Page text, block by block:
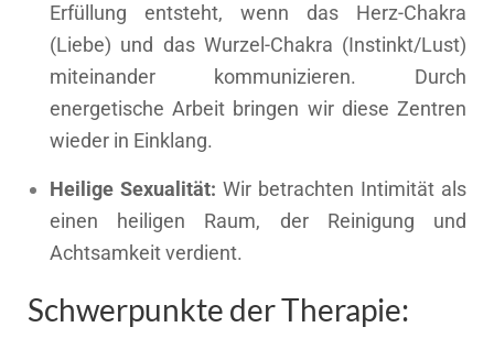
Erfüllung entsteht, wenn das Herz-Chakra
(Liebe) und das Wurzel-Chakra (Instinkt/Lust)
miteinander kommunizieren. Durch
energetische Arbeit bringen wir diese Zentren
wieder in Einklang.
Heilige Sexualität: Wir betrachten Intimität als
einen heiligen Raum, der Reinigung und
Achtsamkeit verdient.
Schwerpunkte der Therapie: